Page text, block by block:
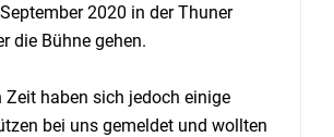
2020 in der Thuner
die Bühne gehen.
Zeit haben sich jedoch einige
bei uns gemeldet und wollten